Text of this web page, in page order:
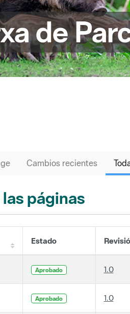
de
Cambios recientes
páginas
Estado
Aprobado 1.0
Aprobado 1.0